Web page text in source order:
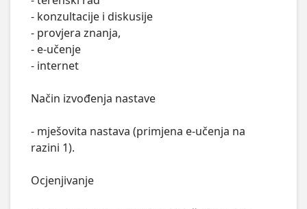
- konzultacije i diskusije
- provjera znanja,
- e-učenje
- internet
Način izvođenja nastave
- mješovita nastava (primjena e-učenja na
razini 1).
Ocjenjivanje